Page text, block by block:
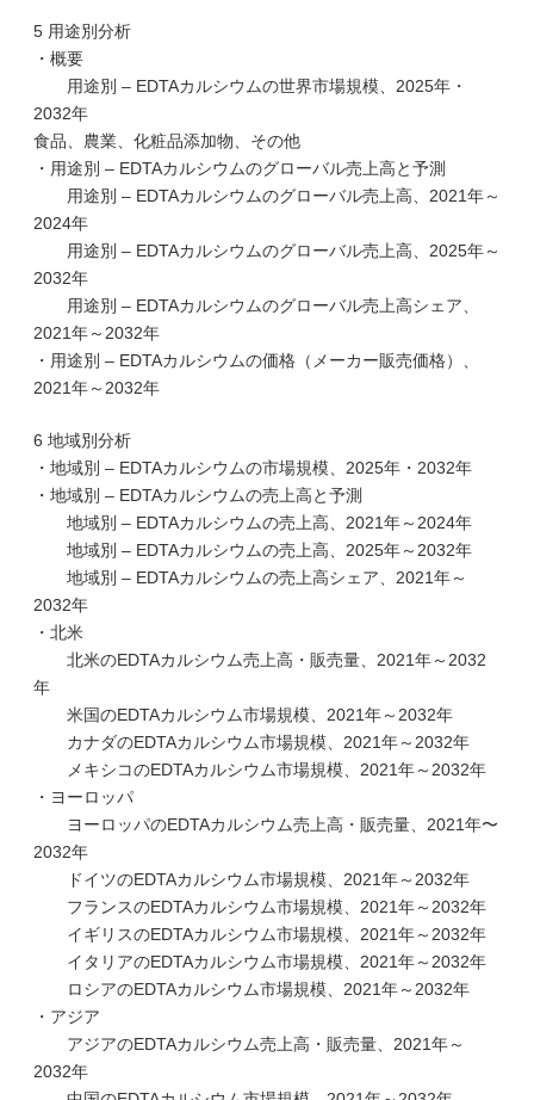
5 用途別分析
・概要
用途別 – EDTAカルシウムの世界市場規模、2025年・
2032年
食品、農業、化粧品添加物、その他
・用途別 – EDTAカルシウムのグローバル売上高と予測
用途別 – EDTAカルシウムのグローバル売上高、2021年～
2024年
用途別 – EDTAカルシウムのグローバル売上高、2025年～
2032年
用途別 – EDTAカルシウムのグローバル売上高シェア、
2021年～2032年
・用途別 – EDTAカルシウムの価格（メーカー販売価格）、
2021年～2032年
6 地域別分析
・地域別 – EDTAカルシウムの市場規模、2025年・2032年
・地域別 – EDTAカルシウムの売上高と予測
地域別 – EDTAカルシウムの売上高、2021年～2024年
地域別 – EDTAカルシウムの売上高、2025年～2032年
地域別 – EDTAカルシウムの売上高シェア、2021年～
2032年
・北米
北米のEDTAカルシウム売上高・販売量、2021年～2032
年
米国のEDTAカルシウム市場規模、2021年～2032年
カナダのEDTAカルシウム市場規模、2021年～2032年
メキシコのEDTAカルシウム市場規模、2021年～2032年
・ヨーロッパ
ヨーロッパのEDTAカルシウム売上高・販売量、2021年〜
2032年
ドイツのEDTAカルシウム市場規模、2021年～2032年
フランスのEDTAカルシウム市場規模、2021年～2032年
イギリスのEDTAカルシウム市場規模、2021年～2032年
イタリアのEDTAカルシウム市場規模、2021年～2032年
ロシアのEDTAカルシウム市場規模、2021年～2032年
・アジア
アジアのEDTAカルシウム売上高・販売量、2021年～
2032年